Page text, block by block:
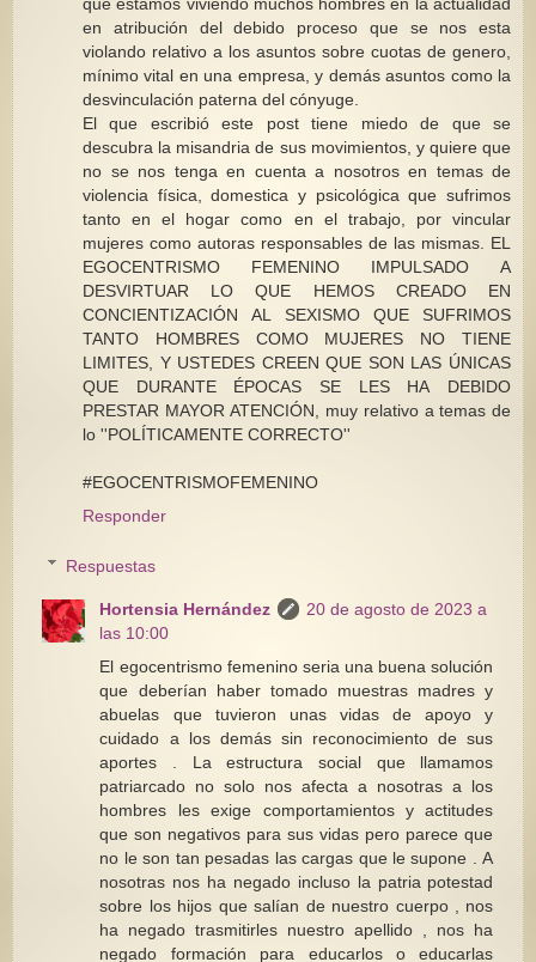
en atribución del debido proceso que se nos esta
violando relativo a los asuntos sobre cuotas de genero,
mínimo vital en una empresa, y demás asuntos como la
desvinculación paterna del cónyuge.
El que escribió este post tiene miedo de que se
descubra la misandria de sus movimientos, y quiere que
no se nos tenga en cuenta a nosotros en temas de
violencia física, domestica y psicológica que sufrimos
tanto en el hogar como en el trabajo, por vincular
mujeres como autoras responsables de las mismas. EL
EGOCENTRISMO FEMENINO IMPULSADO A
DESVIRTUAR LO QUE HEMOS CREADO EN
CONCIENTIZACIÓN AL SEXISMO QUE SUFRIMOS
TANTO HOMBRES COMO MUJERES NO TIENE
LIMITES, Y USTEDES CREEN QUE SON LAS ÚNICAS
QUE DURANTE ÉPOCAS SE LES HA DEBIDO
PRESTAR MAYOR ATENCIÓN, muy relativo a temas de
lo ''POLÍTICAMENTE CORRECTO''
#EGOCENTRISMOFEMENINO
Responder
Respuestas
Hortensia Hernández
20 de agosto de 2023 a
las 10:00
El egocentrismo femenino seria una buena solución
que deberían haber tomado muestras madres y
abuelas que tuvieron unas vidas de apoyo y
cuidado a los demás sin reconocimiento de sus
aportes . La estructura social que llamamos
patriarcado no solo nos afecta a nosotras a los
hombres les exige comportamientos y actitudes
que son negativos para sus vidas pero parece que
no le son tan pesadas las cargas que le supone . A
nosotras nos ha negado incluso la patria potestad
sobre los hijos que salían de nuestro cuerpo , nos
ha negado trasmitirles nuestro apellido , nos ha
negado formación para educarlos o educarlas